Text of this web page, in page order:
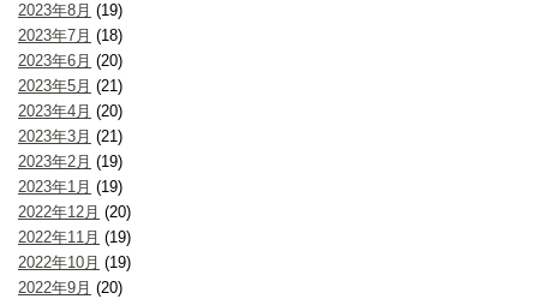
2023年8月 (19)
2023年7月 (18)
2023年6月 (20)
2023年5月 (21)
2023年4月 (20)
2023年3月 (21)
2023年2月 (19)
2023年1月 (19)
2022年12月 (20)
2022年11月 (19)
2022年10月 (19)
2022年9月 (20)